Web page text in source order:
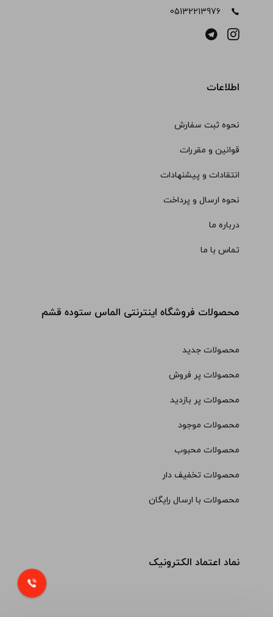
05132213976
اطلاعات
نحوه ثبت سفارش
قوانین و مقررات
انتقادات و پیشنهادات
نحوه ارسال و پرداخت
درباره ما
تماس با ما
محصولات فروشگاه اینترنتی الماس ستوده قشم
محصولات جدید
محصولات پر فروش
محصولات پر بازدید
محصولات موجود
محصولات محبوب
محصولات تخفیف دار
محصولات با ارسال رایگان
نماد اعتماد الکترونیک